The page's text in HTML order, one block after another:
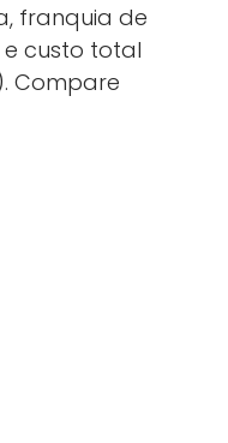
franquia de
e custo total
Compare